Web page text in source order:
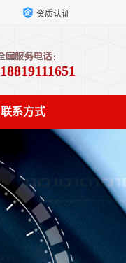
资质认证
18819111651
联系方式